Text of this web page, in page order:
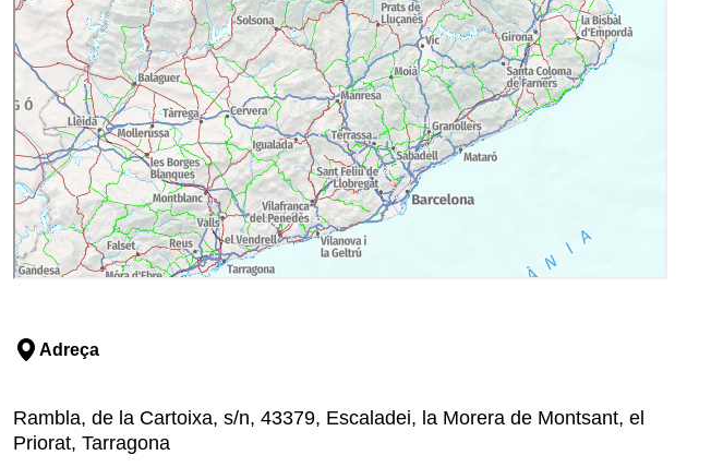
Adreça
Rambla, de la Cartoixa, s/n, 43379, Escaladei, la Morera de Montsant, el
Priorat, Tarragona